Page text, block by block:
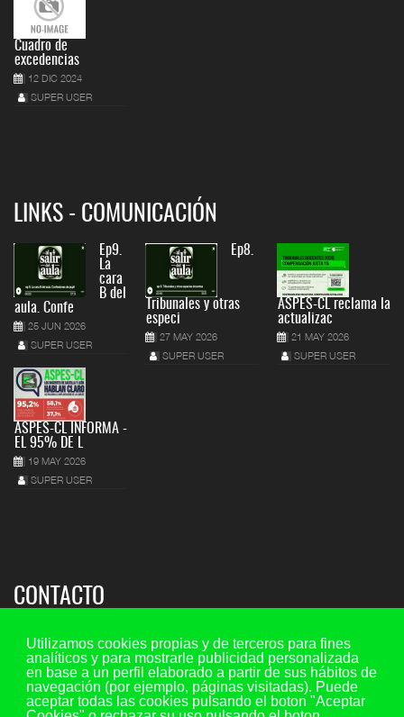
Utilizamos cookies propias y de terceros para fines
analíticos y para mostrarle publicidad personalizada
en base a un perfil elaborado a partir de sus hábitos de
navegación (por ejemplo, páginas visitadas). Puede
aceptar todas las cookies pulsando el boton "Aceptar
Cuadro de
excedencias
12 DIC 2024
SUPER USER
LINKS - COMUNICACIÓN
Ep9.
La
cara
B del
aula. Confe
25 JUN 2026
SUPER USER
ASPES-CL INFORMA -
EL 95% DE L
19 MAY 2026
SUPER USER
Ep8.
Tribunales y otras
especi
27 MAY 2026
SUPER USER
ASPES-CL reclama la
actualizac
21 MAY 2026
SUPER USER
CONTACTO
Sede regional:
C/ María de Molina 7, 2º piso - oficina 5, 47001 - Valladolid
Teléfono y fax: 983 29 35 45 Ext. 107
Móvil: 649 73 44 20